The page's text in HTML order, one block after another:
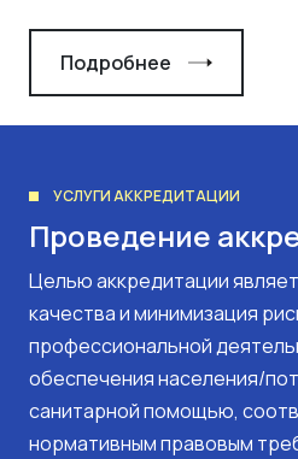
Подробнее
УСЛУГИ АККРЕДИТАЦИИ
Проведение
Целью аккредитации
качества и минимизация
профессиональной
обеспечения населения/
санитарной помощью,
нормативным правовым